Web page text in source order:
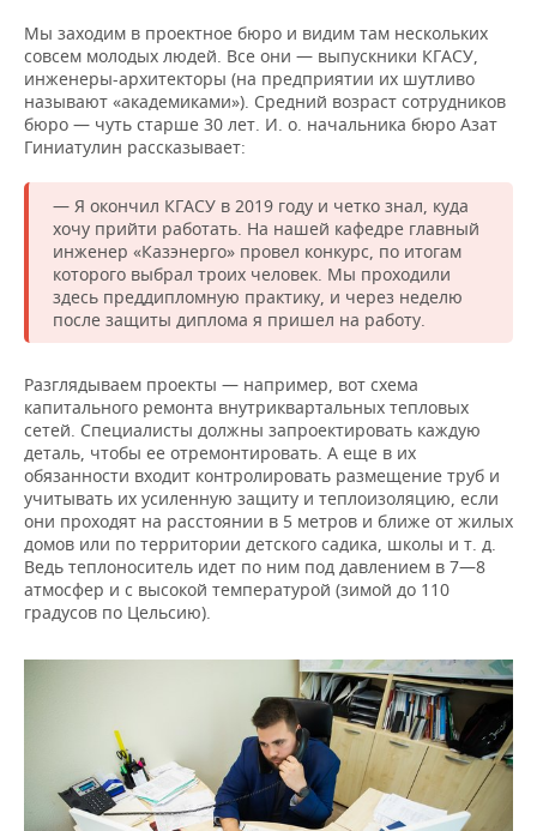
Мы заходим в проектное бюро и видим там нескольких
совсем молодых людей. Все они — выпускники КГАСУ,
инженеры-архитекторы (на предприятии их шутливо
называют «академиками»). Средний возраст сотрудников
бюро — чуть старше 30 лет. И. о. начальника бюро Азат
Гиниатулин рассказывает:
— Я окончил КГАСУ в 2019 году и четко знал, куда
хочу прийти работать. На нашей кафедре главный
инженер «Казэнерго» провел конкурс, по итогам
которого выбрал троих человек. Мы проходили
здесь преддипломную практику, и через неделю
после защиты диплома я пришел на работу.
Разглядываем проекты — например, вот схема
капитального ремонта внутриквартальных тепловых
сетей. Специалисты должны запроектировать каждую
деталь, чтобы ее отремонтировать. А еще в их
обязанности входит контролировать размещение труб и
учитывать их усиленную защиту и теплоизоляцию, если
они проходят на расстоянии в 5 метров и ближе от жилых
домов или по территории детского садика, школы и т. д.
Ведь теплоноситель идет по ним под давлением в 7—8
атмосфер и с высокой температурой (зимой до 110
градусов по Цельсию).